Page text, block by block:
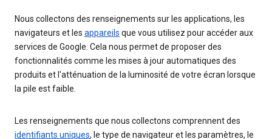
Nous collectons des renseignements sur les applications, les
navigateurs et les appareils que vous utilisez pour accéder aux
services de Google. Cela nous permet de proposer des
fonctionnalités comme les mises à jour automatiques des
produits et l'atténuation de la luminosité de votre écran lorsque
la pile est faible.
Les renseignements que nous collectons comprennent des
identifiants uniques, le type de navigateur et les paramètres, le